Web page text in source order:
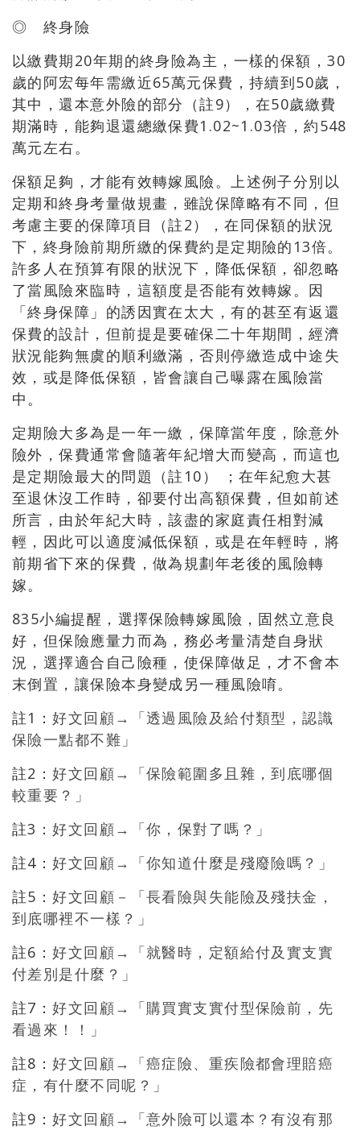
◎ 終身險
以繳費期20年期的終身險為主，一樣的保額，30
歲的阿宏每年需繳近65萬元保費，持續到50歲，
其中，還本意外險的部分（註9），在50歲繳費
期滿時，能夠退還總繳保費1.02~1.03倍，約548
萬元左右。
保額足夠，才能有效轉嫁風險。上述例子分別以
定期和終身考量做規畫，雖說保障略有不同，但
考慮主要的保障項目（註2），在同保額的狀況
下，終身險前期所繳的保費約是定期險的13倍。
許多人在預算有限的狀況下，降低保額，卻忽略
了當風險來臨時，這額度是否能有效轉嫁。因
「終身保障」的誘因實在太大，有的甚至有返還
保費的設計，但前提是要確保二十年期間，經濟
狀況能夠無虞的順利繳滿，否則停繳造成中途失
效，或是降低保額，皆會讓自己曝露在風險當
中。
定期險大多為是一年一繳，保障當年度，除意外
險外，保費通常會隨著年紀增大而變高，而這也
是定期險最大的問題（註10） ；在年紀愈大甚
至退休沒工作時，卻要付出高額保費，但如前述
所言，由於年紀大時，該盡的家庭責任相對減
輕，因此可以適度減低保額，或是在年輕時，將
前期省下來的保費，做為規劃年老後的風險轉
嫁。
835小編提醒，選擇保險轉嫁風險，固然立意良
好，但保險應量力而為，務必考量清楚自身狀
況，選擇適合自己險種，使保障做足，才不會本
末倒置，讓保險本身變成另一種風險唷。
註1：好文回顧→「透過風險及給付類型，認識
保險一點都不難」
註2：好文回顧→「保險範圍多且雜，到底哪個
較重要？」
註3：好文回顧→「你，保對了嗎？」
註4：好文回顧→「你知道什麼是殘廢險嗎？」
註5：好文回顧－「長看險與失能險及殘扶金，
到底哪裡不一樣？」
註6：好文回顧→「就醫時，定額給付及實支實
付差別是什麼？」
註7：好文回顧→「購買實支實付型保險前，先
看過來！！」
註8：好文回顧→「癌症險、重疾險都會理賠癌
症，有什麼不同呢？」
註9：好文回顧→「意外險可以還本？有沒有那